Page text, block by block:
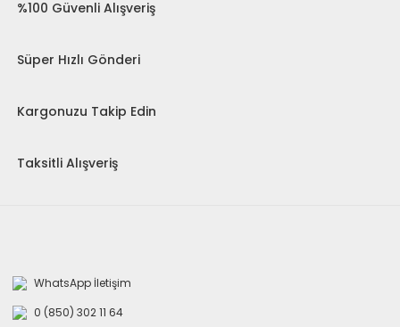
%100 Güvenli Alışveriş
Süper Hızlı Gönderi
Kargonuzu Takip Edin
Taksitli Alışveriş
WhatsApp İletişim
0 (850) 302 11 64